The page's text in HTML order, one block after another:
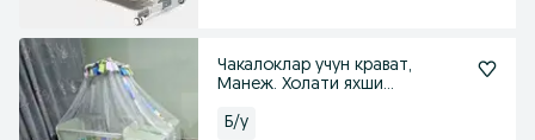
Чакалоклар учун крават,
Манеж. Холати яхши
Б/у